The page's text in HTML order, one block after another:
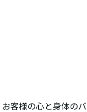
客様の心と身体の